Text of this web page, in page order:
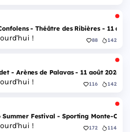
- Théâtre des Ribières - 11
! 88 142
- Arènes de Palavas - 11 août 2026
! 116 142
Summer Festival - Sporting Monte-
! 172 114